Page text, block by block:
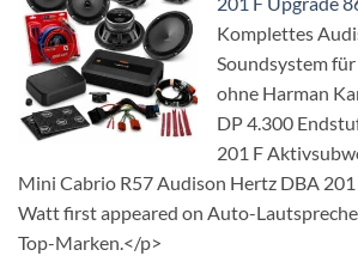
Komplettes
Soundsystem
ohne Harman
DP 4.300
201 F
Mini Cabrio R57 Audison Hertz DBA
Watt first appeared on Auto-
Top-Marken.</p>